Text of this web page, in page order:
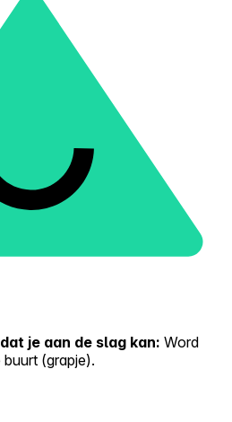
je aan de slag kan: Word
buurt (grapje).